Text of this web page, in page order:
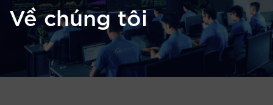
Về chúng tôi